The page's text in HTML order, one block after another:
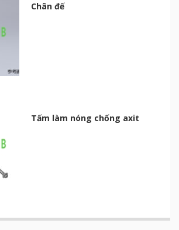
Chân đế
Tấm làm nóng chống axit